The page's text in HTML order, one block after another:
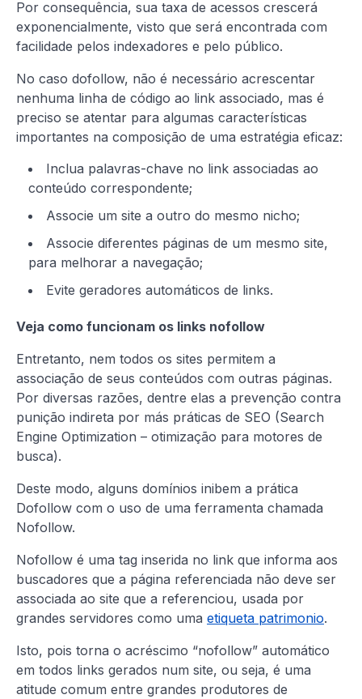
Por consequência, sua taxa de acessos crescerá
exponencialmente, visto que será encontrada com
facilidade pelos indexadores e pelo público.
No caso dofollow, não é necessário acrescentar
nenhuma linha de código ao link associado, mas é
preciso se atentar para algumas características
importantes na composição de uma estratégia eficaz:
Inclua palavras-chave no link associadas ao
conteúdo correspondente;
Associe um site a outro do mesmo nicho;
Associe diferentes páginas de um mesmo site,
para melhorar a navegação;
Evite geradores automáticos de links.
Veja como funcionam os links nofollow
Entretanto, nem todos os sites permitem a
associação de seus conteúdos com outras páginas.
Por diversas razões, dentre elas a prevenção contra
punição indireta por más práticas de SEO (Search
Engine Optimization – otimização para motores de
busca).
Deste modo, alguns domínios inibem a prática
Dofollow com o uso de uma ferramenta chamada
Nofollow.
Nofollow é uma tag inserida no link que informa aos
buscadores que a página referenciada não deve ser
associada ao site que a referenciou, usada por
grandes servidores como uma etiqueta patrimonio.
Isto, pois torna o acréscimo “nofollow” automático
em todos links gerados num site, ou seja, é uma
atitude comum entre grandes produtores de